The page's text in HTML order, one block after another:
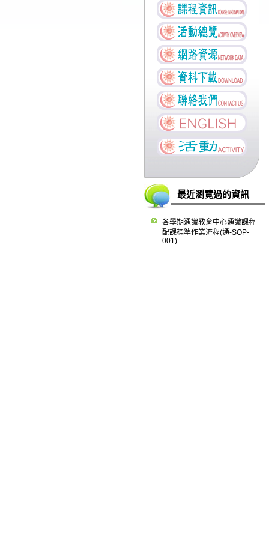
最近瀏覽過的資訊
各學期通識教育中心通識課程
配課標準作業流程(通-SOP-
001)